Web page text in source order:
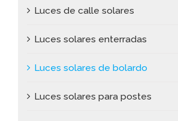
Luces de calle solares
Luces solares enterradas
Luces solares de bolardo
Luces solares para postes